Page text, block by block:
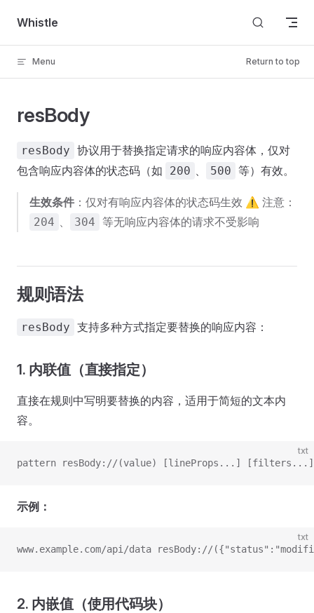
Skip to content
Whistle
Menu Return to top
resBody
resBody 协议用于替换指定请求的响应内容体，仅对
包含响应内容体的状态码（如
200 、 500 等）有效。
生效条件 ：仅对有响应内容体的状态码生效 ⚠️ 注意：
204 、 304 等无响应内容体的请求不受影响
规则语法
resBody 支持多种方式指定要替换的响应内容：
1. 内联值（直接指定）
直接在规则中写明要替换的内容，适用于简短的文本内
容。
txt
pattern resBody://(value) [lineProps...] [filters...]
示例：
txt
www.example.com/api/data resBody://
2. 内嵌值（使用代码块）